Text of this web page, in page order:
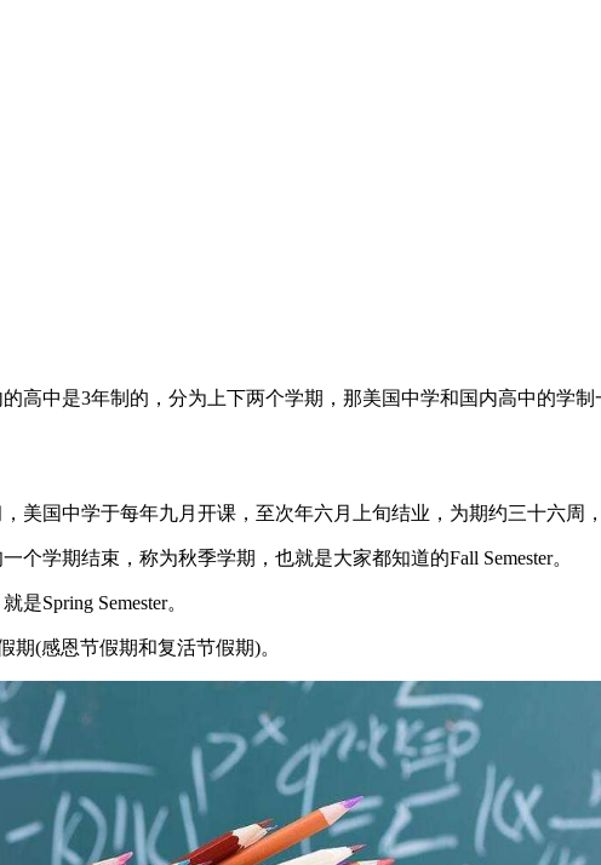
中是3年制的，分为上下两个学期，那美国中学和国内高中的学
国中学于每年九月开课，至次年六月上旬结业，为期约三十六周，
学期结束，称为秋季学期，也就是大家都知道的Fall Semester。
Spring Semester。
(感恩节假期和复活节假期)。